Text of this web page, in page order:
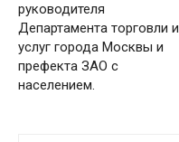
руководителя
Департамента торговли и
услуг города Москвы и
префекта ЗАО с
населением.